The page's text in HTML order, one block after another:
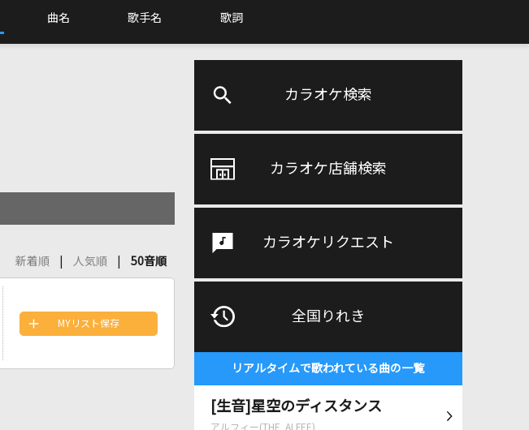
曲名 歌手名 歌詞
カラオケ検索
カラオケ店舗検索
カラオケリクエスト
全国りれき
リアルタイムで歌われている曲の一覧
[生音]星空のディスタンス
アルフィー(THE ALFEE)
新着順
人気順 50音順
MYリスト保存